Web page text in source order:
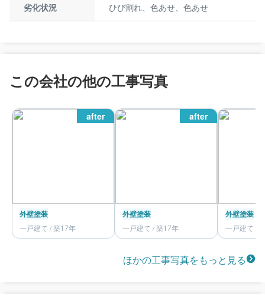
劣化状況 ひび割れ、色あせ、色あせ
この会社の他の工事写真
after
外壁塗装
一戸建て / 築17年
after
外壁塗装
一戸建て / 築17年
外壁塗装
一戸建て /
ほかの工事写真をもっと見る